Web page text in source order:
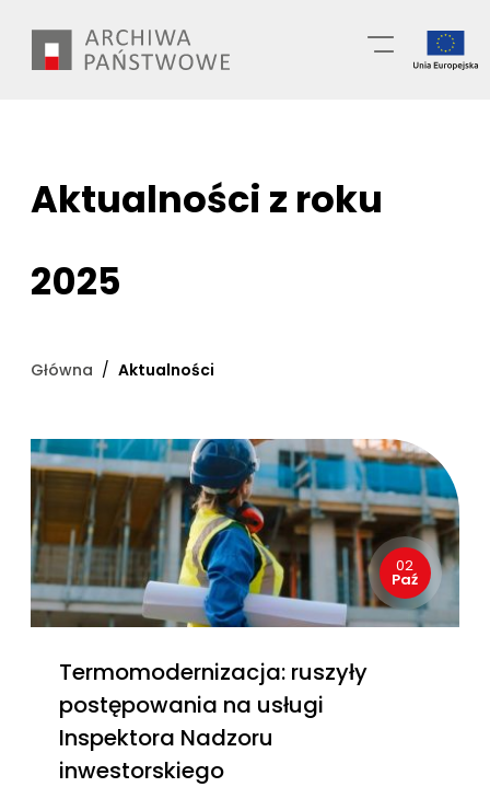
treści
Aktualności z roku
2025
Główna Aktualności
02
Paź
Termomodernizacja: ruszyły
postępowania na usługi
Inspektora Nadzoru
inwestorskiego